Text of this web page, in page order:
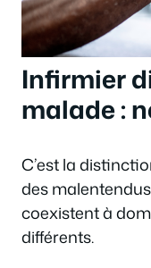
Infirmier
malade :
C’est la
des
coexistent à
différents.